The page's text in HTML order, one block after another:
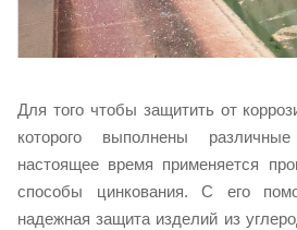
Для того чтобы защитить от
которого выполнены
настоящее время применяется
способы цинкования. С его
надежная защита изделий из